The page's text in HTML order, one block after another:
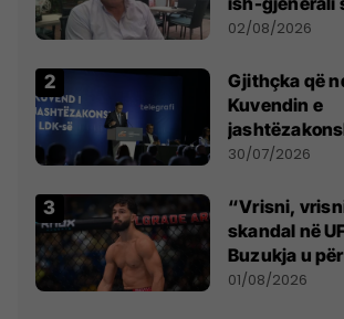
dikush e
02/08/2026
Gjithçka që
Kuvendin e
së
30/07/2026
“Vrisni,
skandal në
Buzukja u
anti-
01/08/2026